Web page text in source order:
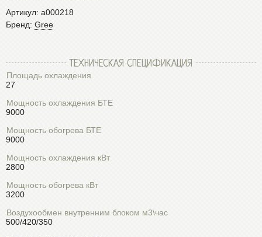
Артикул: a000218
Бренд: Gree
ТЕХНИЧЕСКАЯ СПЕЦИФИКАЦИЯ
Площадь охлаждения
27
Мощность охлаждения БТЕ
9000
Мощность обогрева БТЕ
9000
Мощность охлаждения кВт
2800
Мощность обогрева кВт
3200
Воздухообмен внутренним блоком м3\час
500/420/350